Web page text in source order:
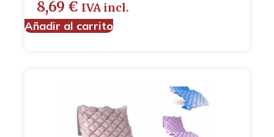
8,69 € IVA incl.
Añadir al carrito